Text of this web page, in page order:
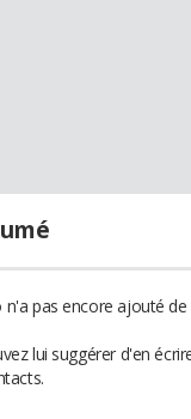
n'a pas encore ajouté
lui suggérer d'en